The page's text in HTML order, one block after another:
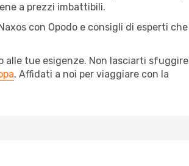
a prezzi imbattibili.
con Opodo e consigli di esperti che
alle tue esigenze. Non lasciarti sfuggire
. Affidati a noi per viaggiare con la